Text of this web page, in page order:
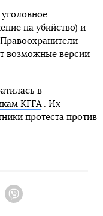
на убийство) и
Правоохранители
возможные версии
в
КГГА. Их
протеста против